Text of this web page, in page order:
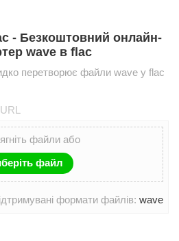
- Безкоштовний онлайн-
wave в flac
перетворює файли wave у flac
URL
файли або
файл
формати файлів: wave